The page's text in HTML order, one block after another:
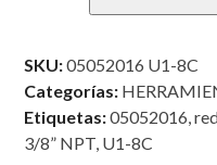
x
M
3/8”
NPT
SKU:05052016 U1-8C
Categorías:
Etiquetas:05052016,
3/8” NPT, U1-8C